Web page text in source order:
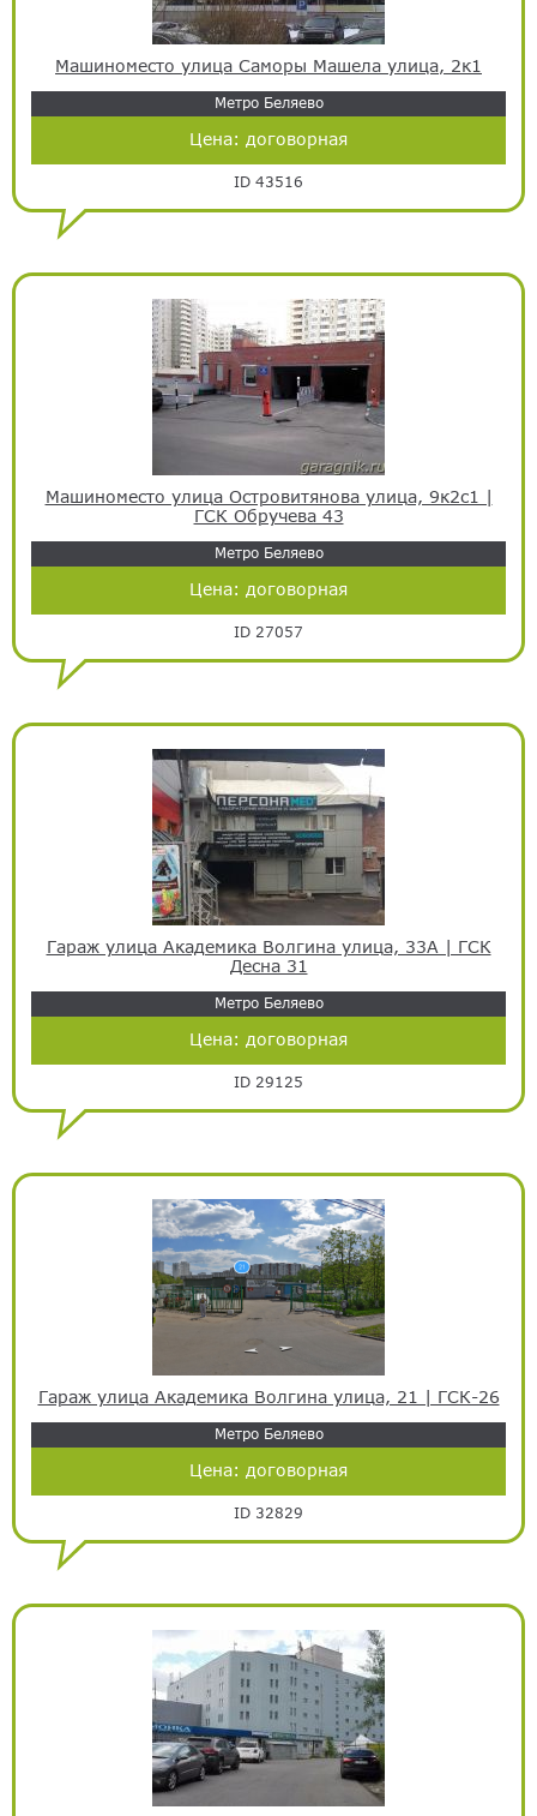
Машиноместо улица Саморы Машела улица, 2к1
Метро Беляево
Цена: договорная
ID 43516
Машиноместо улица Островитянова улица, 9к2с1 |
ГСК Обручева 43
Метро Беляево
Цена: договорная
ID 27057
Гараж улица Академика Волгина улица, 33А | ГСК
Десна 31
Метро Беляево
Цена: договорная
ID 29125
Гараж улица Академика Волгина улица, 21 | ГСК-26
Метро Беляево
Цена: договорная
ID 32829